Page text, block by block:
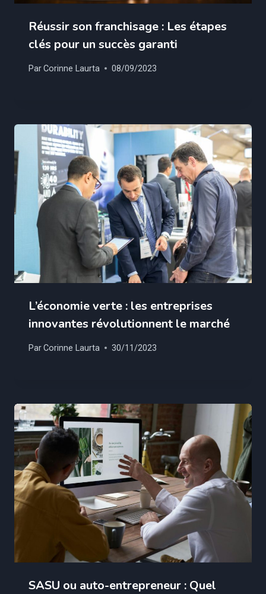
Réussir son franchisage : Les étapes
clés pour un succès garanti
ParCorinne Laurta 08/09/2023
L’économie verte : les entreprises
innovantes révolutionnent le marché
ParCorinne Laurta 30/11/2023
SASU ou auto-entrepreneur : Quel